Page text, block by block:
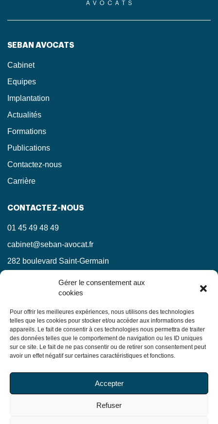
Gérer le consentement aux
cookies
Pour offrir les meilleures expériences, nous utilisons des technologies
telles que les cookies pour stocker et/ou accéder aux informations des
appareils. Le fait de consentir à ces technologies nous permettra de traiter
des données telles que le comportement de navigation ou les ID uniques
sur ce site. Le fait de ne pas consentir ou de retirer son consentement peut
avoir un effet négatif sur certaines caractéristiques et fonctions.
Accepter
Refuser
SEBAN AVOCATS
Cabinet
Equipes
Implantation
Actualités
Formations
Publications
Contactez-nous
Carrière
CONTACTEZ-NOUS
01 45 49 48 49
cabinet@seban-avocat.fr
282 boulevard Saint-Germain
RESTEZ INFORMÉS !
Ne manquez pas nos actualités juridiques.
En soumettant ce formulaire, j’accepte que mes
informations soient utilisées exclusivement dans le cadre
de ma demande, conformément à la